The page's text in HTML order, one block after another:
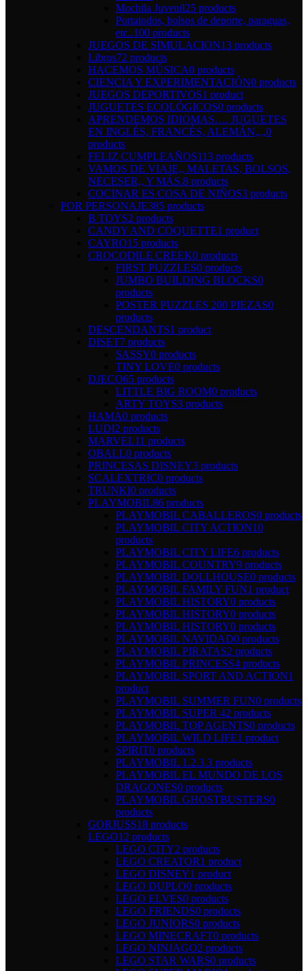
Mochila Juvenil25 products
Portatodos, bolsos de deporte, paraguas,
etc..100 products
JUEGOS DE SIMULACION13 products
Libros72 products
HACEMOS MÚSICA0 products
CIENCIA Y EXPERIMENTACIÓN0 products
JUEGOS DEPORTIVOS1 product
JUGUETES ECOLÓGICOS0 products
APRENDEMOS IDIOMAS…. JUGUETES
EN INGLÉS, FRANCÉS, ALEMÁN,,,,0
products
FELIZ CUMPLEAÑOS113 products
VAMOS DE VIAJE,, MALETAS, BOLSOS,
NECESER,, Y MÁS.8 products
COCINAR ES COSA DE NIÑOS3 products
POR PERSONAJE385 products
B TOYS2 products
CANDY AND COQUETTE1 product
CAYRO15 products
CROCODILE CREEK0 products
FIRST PUZZLES0 products
JUMBO BUILDING BLOCKS0
products
POSTER PUZZLES 200 PIEZAS0
products
DESCENDANTS1 product
DISET7 products
SASSY0 products
TINY LOVE0 products
DJECO65 products
LITTLE BIG ROOM0 products
ARTY TOYS3 products
HAMA0 products
LUDI2 products
MARVEL11 products
OBALL0 products
PRINCESAS DISNEY3 products
SCALEXTRIC0 products
TRUNKI0 products
PLAYMOBIL86 products
PLAYMOBIL CABALLEROS0 products
PLAYMOBIL CITY ACTION10
products
PLAYMOBIL CITY LIFE6 products
PLAYMOBIL COUNTRY9 products
PLAYMOBIL DOLLHOUSE0 products
PLAYMOBIL FAMILY FUN1 product
PLAYMOBIL HISTORY0 products
PLAYMOBIL HISTORY0 products
PLAYMOBIL HISTORY0 products
PLAYMOBIL NAVIDAD0 products
PLAYMOBIL PIRATAS2 products
PLAYMOBIL PRINCESS4 products
PLAYMOBIL SPORT AND ACTION1
product
PLAYMOBIL SUMMER FUN0 products
PLAYMOBIL SUPER 42 products
PLAYMOBIL TOP AGENTS0 products
PLAYMOBIL WILD LIFE1 product
SPIRIT0 products
PLAYMOBIL 1.2.3.3 products
PLAYMOBIL EL MUNDO DE LOS
DRAGONES0 products
PLAYMOBIL GHOSTBUSTERS0
products
GORJUSS18 products
LEGO12 products
LEGO CITY2 products
LEGO CREATOR1 product
LEGO DISNEY1 product
LEGO DUPLO0 products
LEGO ELVES0 products
LEGO FRIENDS0 products
LEGO JUNIORS0 products
LEGO MINECRAFT0 products
LEGO NINJAGO2 products
LEGO STAR WARS0 products